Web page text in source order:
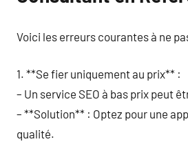
Voici les erreurs courantes à ne
1. **Se fier uniquement au prix** :
– Un service SEO à bas prix peut
– **Solution** : Optez pour une
qualité.